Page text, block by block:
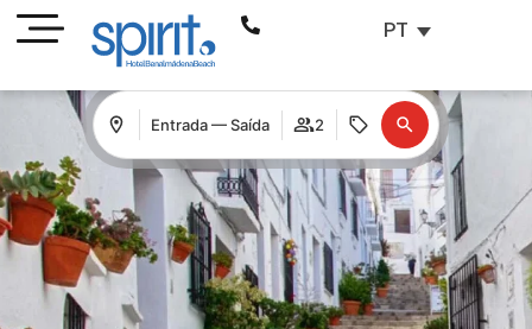
PT
Entrada — Saída 2